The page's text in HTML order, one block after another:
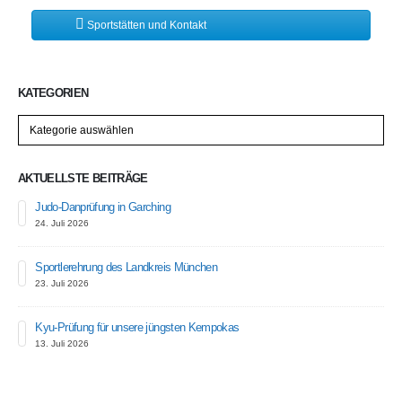
Sportstätten und Kontakt
KATEGORIEN
AKTUELLSTE BEITRÄGE
Judo-Danprüfung in Garching
24. Juli 2026
Sportlerehrung des Landkreis München
23. Juli 2026
Kyu-Prüfung für unsere jüngsten Kempokas
13. Juli 2026